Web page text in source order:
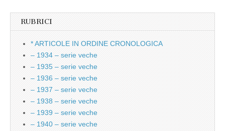
RUBRICI
* ARTICOLE IN ORDINE CRONOLOGICA
– 1934 – serie veche
– 1935 – serie veche
– 1936 – serie veche
– 1937 – serie veche
– 1938 – serie veche
– 1939 – serie veche
– 1940 – serie veche